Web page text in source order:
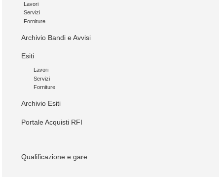
Lavori
Servizi
Forniture
Archivio Bandi e Avvisi
Esiti
Lavori
Servizi
Forniture
Archivio Esiti
Portale Acquisti RFI
Qualificazione e gare